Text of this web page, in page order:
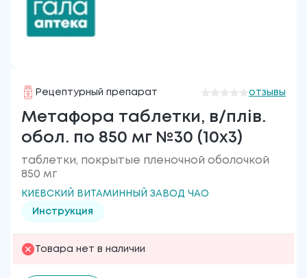
Рецептурный препарат отзывы
Метафора таблетки, в/плів.
обол. по 850 мг №30 (10х3)
таблетки, покрытые пленочной оболочкой
850 мг
КИЕВСКИЙ ВИТАМИННЫЙ ЗАВОД ЧАО
Инструкция
Товара нет в наличии